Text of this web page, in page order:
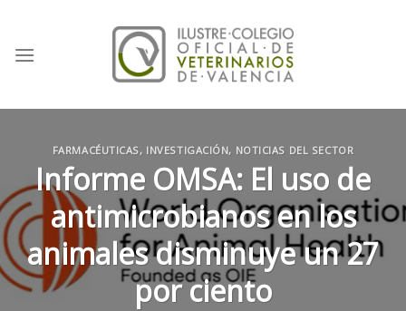
content
FARMACÉUTICAS, INVESTIGACIÓN, NOTICIAS DEL SECTOR
Informe OMSA: El uso de
antimicrobianos en los
animales disminuye un 27
por ciento